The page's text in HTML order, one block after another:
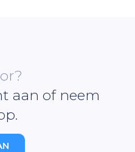
aan of neem